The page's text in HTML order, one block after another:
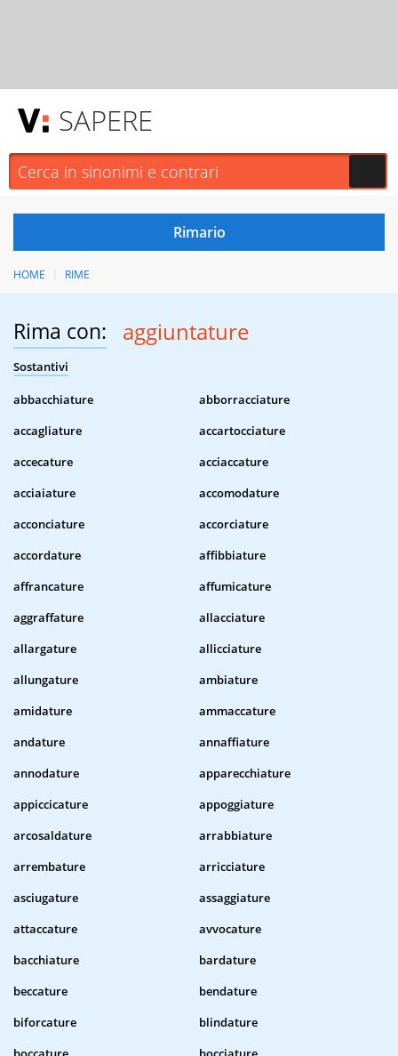
SAPERE
HOME RIME
Rima con: aggiuntature
Sostantivi
abbacchiature
abborracciature
accagliature
accartocciature
accecature
acciaccature
acciaiature
accomodature
acconciature
accorciature
accordature
affibbiature
affrancature
affumicature
aggraffature
allacciature
allargature
allicciature
allungature
ambiature
amidature
ammaccature
andature
annaffiature
annodature
apparecchiature
appiccicature
appoggiature
arcosaldature
arrabbiature
arrembature
arricciature
asciugature
assaggiature
attaccature
avvocature
bacchiature
bardature
beccature
bendature
biforcature
blindature